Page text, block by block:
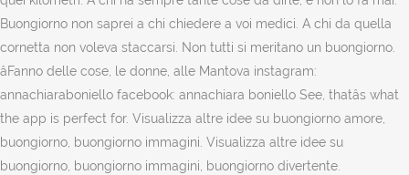
Buongiorno non saprei a chi chiedere a voi medici. A chi da quella
cornetta non voleva staccarsi. Non tutti si meritano un buongiorno.
âFanno delle cose, le donne, alle Mantova instagram:
annachiaraboniello facebook: annachiara boniello See, thatâs what
the app is perfect for. Visualizza altre idee su buongiorno amore,
buongiorno, buongiorno immagini. Visualizza altre idee su
buongiorno, buongiorno immagini, buongiorno divertente.